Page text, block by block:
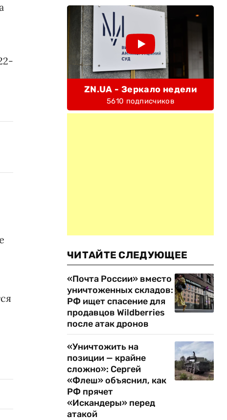
ZN.UA - Зеркало недели
5610 подписчиков
ЧИТАЙТЕ СЛЕДУЮЩЕЕ
«Почта России» вместо
уничтоженных складов:
РФ ищет спасение для
продавцов Wildberries
после атак дронов
«Уничтожить на
позиции — крайне
сложно»: Сергей
«Флеш» объяснил, как
РФ прячет
«Искандеры» перед
атакой